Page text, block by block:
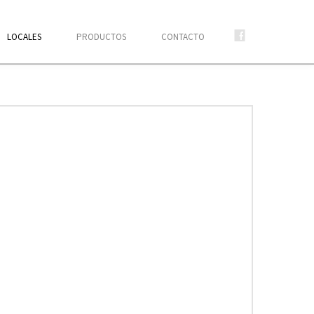
LOCALES PRODUCTOS CONTACTO